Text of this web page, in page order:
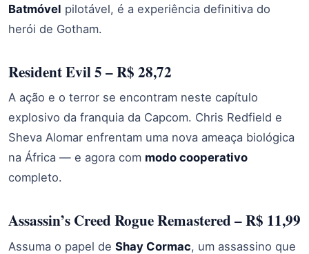
Batmóvel pilotável, é a experiência definitiva do
herói de Gotham.
Resident Evil 5 – R$ 28,72
A ação e o terror se encontram neste capítulo
explosivo da franquia da Capcom. Chris Redfield e
Sheva Alomar enfrentam uma nova ameaça biológica
na África — e agora com modo cooperativo
completo.
Assassin’s Creed Rogue Remastered – R$ 11,99
Assuma o papel de Shay Cormac, um assassino que